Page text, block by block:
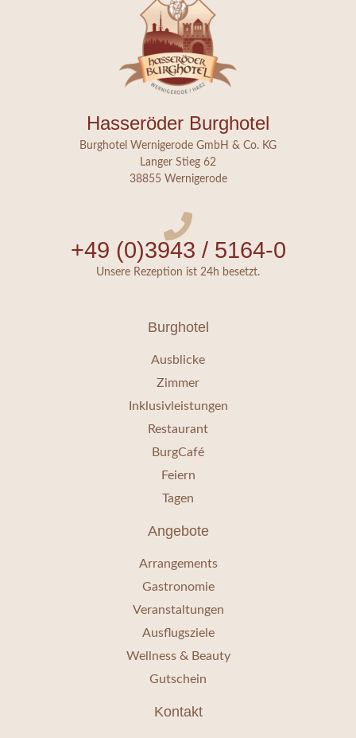
Hasseröder Burghotel
Burghotel Wernigerode GmbH & Co. KG
Langer Stieg 62
38855 Wernigerode
+49 (0)3943 / 5164-0
Unsere Rezeption ist 24h besetzt.
Burghotel
Ausblicke
Zimmer
Inklusivleistungen
Restaurant
BurgCafé
Feiern
Tagen
Angebote
Arrangements
Gastronomie
Veranstaltungen
Ausflugsziele
Wellness & Beauty
Gutschein
Kontakt